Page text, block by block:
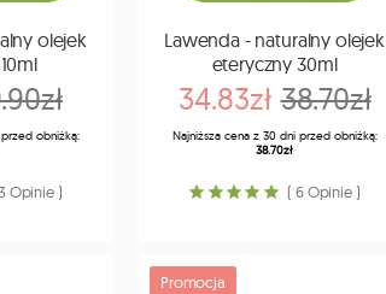
olejek
obniżką:
Opinie )
Lawenda - naturalny olejek
eteryczny 30ml
34.83zł 38.70zł
Najniższa cena z 30 dni przed obniżką:
38.70zł
( 6 Opinie )
Promocja